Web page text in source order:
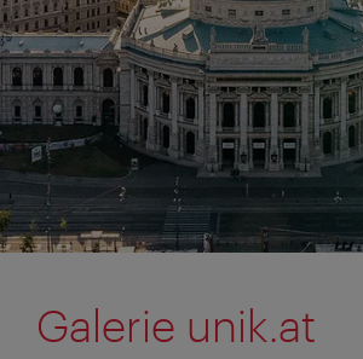
Galerie unik.at